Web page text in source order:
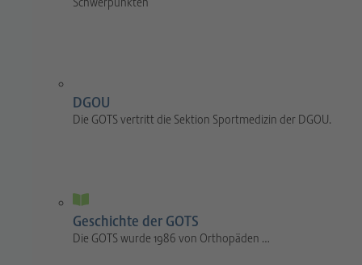
DGOU
Die GOTS vertritt die Sektion Sportmedizin der DGOU.
Geschichte der GOTS
Die GOTS wurde 1986 von Orthopäden …